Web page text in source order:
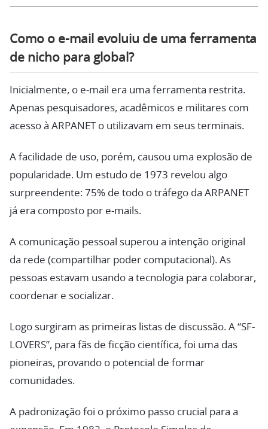
Como o e-mail evoluiu de uma ferramenta
de nicho para global?
Inicialmente, o e-mail era uma ferramenta restrita.
Apenas pesquisadores, acadêmicos e militares com
acesso à ARPANET o utilizavam em seus terminais.
A facilidade de uso, porém, causou uma explosão de
popularidade. Um estudo de 1973 revelou algo
surpreendente: 75% de todo o tráfego da ARPANET
já era composto por e-mails.
A comunicação pessoal superou a intenção original
da rede (compartilhar poder computacional). As
pessoas estavam usando a tecnologia para colaborar,
coordenar e socializar.
Logo surgiram as primeiras listas de discussão. A “SF-
LOVERS”, para fãs de ficção científica, foi uma das
pioneiras, provando o potencial de formar
comunidades.
A padronização foi o próximo passo crucial para a